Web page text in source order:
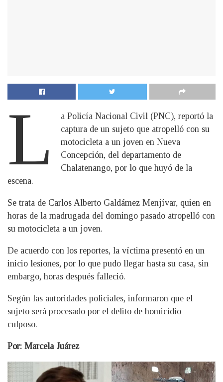
L
a Policía Nacional Civil (PNC), reportó la
captura de un sujeto que atropelló con su
motocicleta a un joven en Nueva
Concepción, del departamento de
Chalatenango, por lo que huyó de la
escena.
Se trata de Carlos Alberto Galdámez Menjívar, quien en
horas de la madrugada del domingo pasado atropelló con
su motocicleta a un joven.
De acuerdo con los reportes, la víctima presentó en un
inicio lesiones, por lo que pudo llegar hasta su casa, sin
embargo, horas después falleció.
Según las autoridades policiales, informaron que el
sujeto será procesado por el delito de homicidio
culposo.
Por: Marcela Juárez